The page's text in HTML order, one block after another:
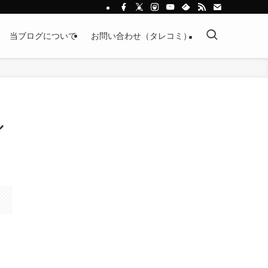
当ブログについて お問い合わせ（タレコミ）